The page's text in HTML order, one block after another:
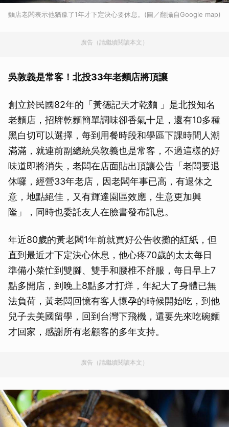
麵店老闆表示他猶豫了1年才下定決心要休息。(圖／翻攝自Google map)
廣告（請繼續閱讀本文）
吳敦義是常客！北投33年老麵店將頂讓
創立於民國82年的「黃德記天才乾麵 」是北投知名
老麵店，招牌乾麵簡單調味卻香氣十足，還有10多種
黑白切可以選擇，每到用餐時段和學區下課時間人潮
滿滿，就連前副總統吳敦義也是常客，不過這樣的好
味道即將消失，老闆在店面貼出頂讓公告「老闆要退
休囉，經營33年老店，因老闆年事已高，有退休之
意，地點絕佳，又有輝達園區效應，生意更加興
隆」，同時也委託友人在臉書發布訊息。
年近80歲的黃老闆1年前就買好公告收攤的紅紙，但
直到最近才下定決心休息，他心疼70歲的太太每日
準備小菜忙到雙腳、雙手和腰椎不舒服，每日早上7
點多開店，到晚上8點多才打烊，年紀大了身體已無
法負荷，黃老闆回憶有客人懷孕的時候開始吃，到他
兒子去美國留學，回到台灣下飛機，還要先來吃碗麵
才回家，感謝所有老顧客的多年支持。
廣告（請繼續閱讀本文）